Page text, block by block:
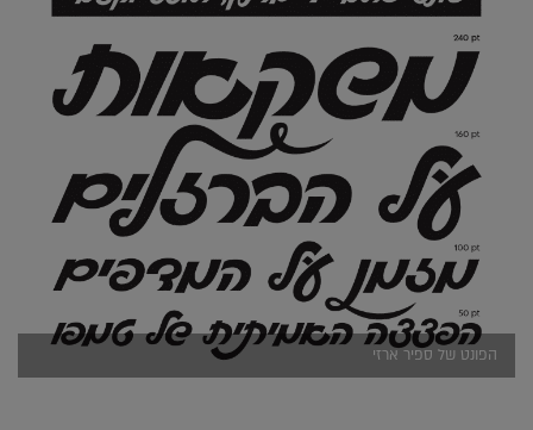
הפונט של ספיר ארזי